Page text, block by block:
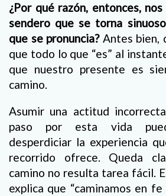
¿Por qué razón, entonces,
sendero que se torna
que se pronuncia?Antes bien,
que todo lo que “es” al
que nuestro presente es
camino.
Asumir una actitud
paso por esta vida
desperdiciar la experiencia
recorrido ofrece. Queda
camino no resulta tarea fácil.
explica que “caminamos en